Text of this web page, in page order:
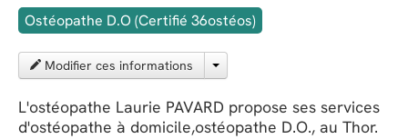
Ostéopathe D.O (Certifié 36ostéos)
Modifier ces informations
L'ostéopathe Laurie PAVARD propose ses services
d'ostéopathe à domicile,ostéopathe D.O., au Thor.